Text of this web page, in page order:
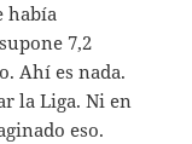
había
7,2
Ahí es nada.
la Liga. Ni en
eso.